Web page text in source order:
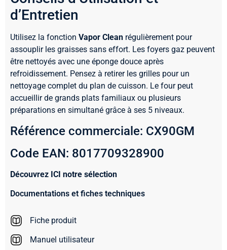
d’Entretien
Utilisez la fonction Vapor Clean régulièrement pour
assouplir les graisses sans effort. Les foyers gaz peuvent
être nettoyés avec une éponge douce après
refroidissement. Pensez à retirer les grilles pour un
nettoyage complet du plan de cuisson. Le four peut
accueillir de grands plats familiaux ou plusieurs
préparations en simultané grâce à ses 5 niveaux.
Référence commerciale: CX90GM
Code EAN: 8017709328900
Découvrez ICI notre sélection
Documentations et fiches techniques
Fiche produit
Manuel utilisateur